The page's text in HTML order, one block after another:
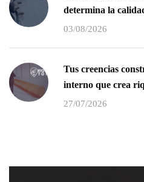
determina la
03/08/2026
Tus creencias
interno que crea
27/07/2026